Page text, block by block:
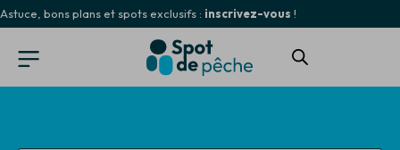
Astuce, bons plans et spots exclusifs : inscrivez-vous !